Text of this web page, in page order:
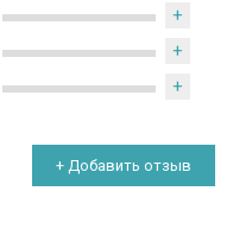
+
+
+
+ Добавить отзыв